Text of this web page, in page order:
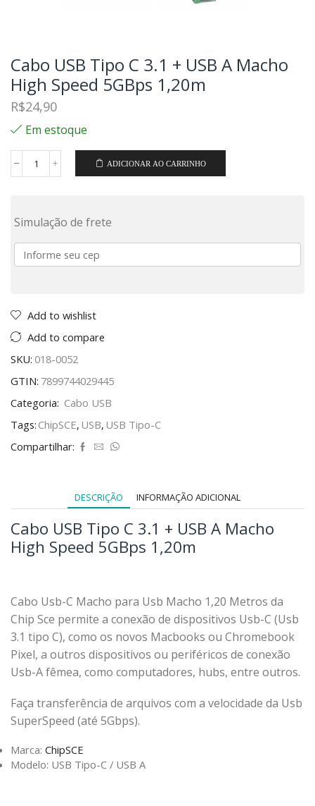
Cabo USB Tipo C 3.1 + USB A Macho
High Speed 5GBps 1,20m
R$24,90
Em estoque
ADICIONAR AO CARRINHO
Simulação de frete
Add to wishlist
Add to compare
SKU: 018-0052
GTIN: 7899744029445
Categoria: Cabo USB
Tags: ChipSCE, USB, USB Tipo-C
Compartilhar:
DESCRIÇÃO INFORMAÇÃO ADICIONAL
Cabo USB Tipo C 3.1 + USB A Macho
High Speed 5GBps 1,20m
Cabo Usb-C Macho para Usb Macho 1,20 Metros da
Chip Sce permite a conexão de dispositivos Usb-C (Usb
3.1 tipo C), como os novos Macbooks ou Chromebook
Pixel, a outros dispositivos ou periféricos de conexão
Usb-A fêmea, como computadores, hubs, entre outros.
Faça transferência de arquivos com a velocidade da Usb
SuperSpeed (até 5Gbps).
Marca: ChipSCE
Modelo: USB Tipo-C / USB A